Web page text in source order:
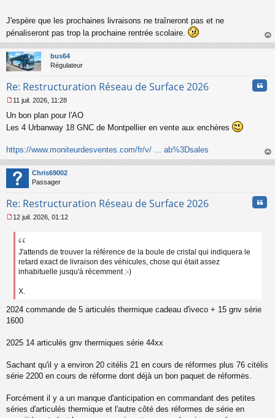
J'espère que les prochaines livraisons ne traîneront pas et ne
pénaliseront pas trop la prochaine rentrée scolaire.
au
bus64
Régulateur
Re: Restructuration Réseau de Surface 2026
e
s
g
n
o
n
u
11 juil. 2026, 11:28
Un bon plan pour l'AO
Les 4 Urbanway 18 GNC de Montpellier en vente aux enchères
https://www.moniteurdesventes.com/fr/v/ ... ab%3Dsales
au
Chris69002
Passager
Re: Restructuration Réseau de Surface 2026
e
n
l
u
12 juil. 2026, 01:12
J'attends de trouver la référence de la boule de cristal qui indiquera le
retard exact de livraison des véhicules, chose qui était assez
inhabituelle jusqu'à récemment :-)
X.
2024 commande de 5 articulés thermique cadeau d'iveco + 15 gnv série
1600
2025 14 articulés gnv thermiques série 44xx
Sachant qu'il y a environ 20 citélis 21 en cours de réformes plus 76 citélis
série 2200 en cours de réforme dont déjà un bon paquet de réformės.
Forcément il y a un manque d'anticipation en commandant des petites
séries d'articulés thermique et l'autre côté des réformes de série en